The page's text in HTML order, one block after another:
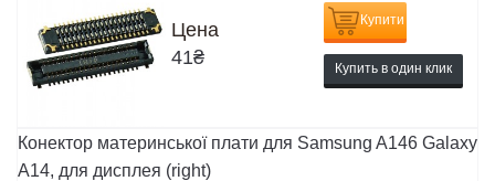
Цена
41₴
Купити
Купить в один клик
Конектор материнської плати для Samsung A146 Galaxy
A14, для дисплея (right)